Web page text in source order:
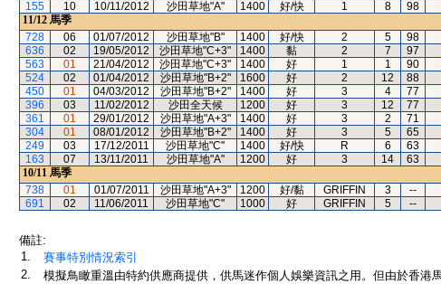
155
10 10/11/2012 沙田草地"A" 1400 好/快 1 8 98
11/12 馬季
728
06 01/07/2012 沙田草地"B" 1400 好/快 2 5 98
636
02 19/05/2012 沙田草地"C+3" 1400 黏 2 7 97
563
01 21/04/2012 沙田草地"C+3" 1400 好 1 1 90
524
02 01/04/2012 沙田草地"B+2" 1600 好 2 12 88
450
01 04/03/2012 沙田草地"B+2" 1400 好 3 4 77
396
03 11/02/2012 沙田全天候 1200 好 3 12 77
361
01 29/01/2012 沙田草地"A+3" 1400 好 3 2 71
304
01 08/01/2012 沙田草地"B+2" 1400 好 3 5 65
249
03 17/12/2011 沙田草地"C" 1400 好/快 R 6 63
163
07 13/11/2011 沙田草地"A" 1200 好 3 14 63
10/11 馬季
738
01 01/07/2011 沙田草地"A+3" 1200 好/黏 GRIFFIN 3 --
691
02 11/06/2011 沙田草地"C" 1000 好 GRIFFIN 5 --
備註:
1.
賽事特別情況索引
2.
模擬鳥瞰重溫由特約供應商提供，供馬迷作個人娛樂資訊之用。但由於香